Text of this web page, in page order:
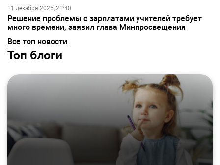
11 декабря 2025, 21:40
Решение проблемы с зарплатами учителей требует
много времени, заявил глава Минпросвещения
Все топ новости
Топ блоги